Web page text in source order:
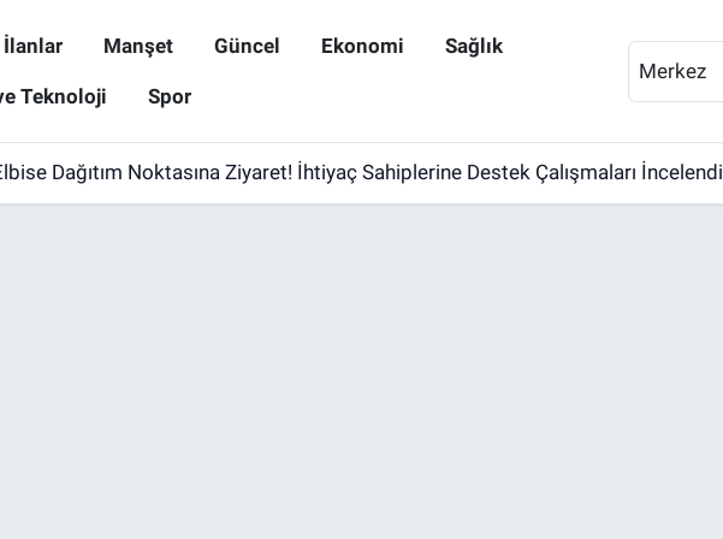
İlanlar Manşet Güncel Ekonomi Sağlık
Teknoloji Spor
Merkez
Dağıtım Noktasına Ziyaret! İhtiyaç Sahiplerine Destek Çalışmaları İncelendi